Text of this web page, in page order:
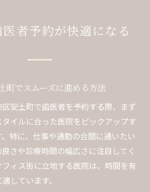
用で歯医者予約を効率化する手順
速予約で安心の通院体験
一般診療を受ける際の予約ポイン
央区の一般歯科医院選びの基準
が可能な歯医者の見つけ方
選ぶ歯医者の一般診療体験とは
ムーズな歯医者選び術
で歯医者予約をスムーズに行う方
者予約が快適になる
町でスムーズに進める方法
安土町で歯医者を予約する際、まず
イルに合った医院をピックアップす
特に、仕事や通勤の合間に通いたい
さや診療時間の幅広さに注目してく
ィス街に立地する医院は、時間を有
しています。